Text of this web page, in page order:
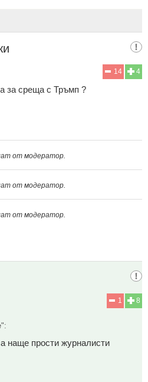
4
14
за среща с Тръмп ?
от модератор.
от модератор.
от модератор.
8
1
прости журналисти